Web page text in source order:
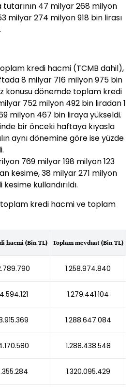
47 milyar 268 milyon
milyar 274 milyon 918 bin lirası
kredi hacmi (TCMB dahil),
8 milyar 716 milyon 975 bin
konusu dönemde toplam kredi
752 milyon 492 bin liradan 1
milyon 467 bin liraya yükseldi.
bir önceki haftaya kıyasla
aynı dönemine göre ise yüzde
769 milyar 198 milyon 123
kesime, 38 milyar 271 milyon
kullandırıldı.
kredi hacmi ve toplam
hacmi (Bin TL) Toplam mevduat (Bin TL)
1.258.974.840
1.279.441.104
1.288.647.084
1.288.438.548
1.320.095.429